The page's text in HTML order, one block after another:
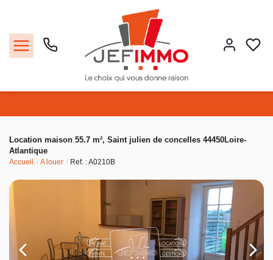
Louer
Estimer
Location maison 55.7 m², Saint julien de concelles 44450Loire-
Atlantique
Accueil A louer Ref. : A0210B